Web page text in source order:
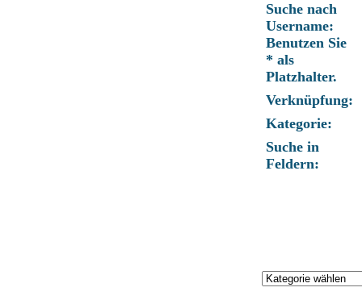
Suche nach
Username:
Benutzen Sie
* als
Platzhalter.
Verknüpfung:
Kategorie:
Suche in
Feldern: